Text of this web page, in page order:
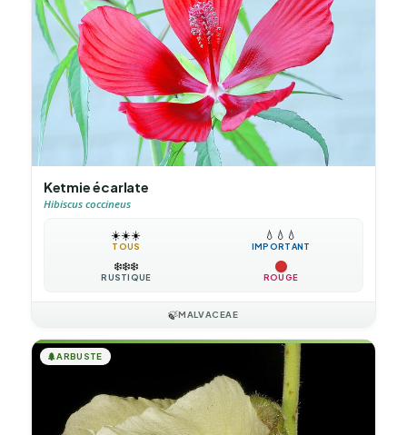
Ketmie écarlate
Hibiscus coccineus
☀️☀️☀️
TOUS
💧 💧 💧
IMPORTANT
❄️❄️❄️
RUSTIQUE ROUGE
🍃MALVACEAE
🌲ARBUSTE